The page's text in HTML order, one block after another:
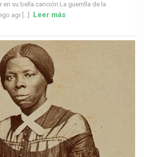
en su bella canción La guerrilla de la
agr [...]
Leer más